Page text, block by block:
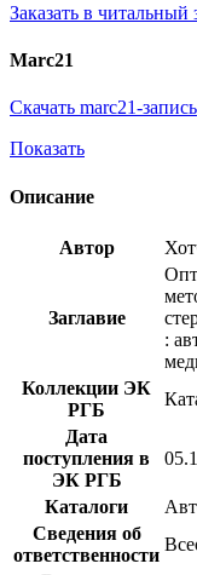
Заказать в читальный
Marc21
Скачать marc21-запись
Показать
Описание
Автор
Заглавие
:
Коллекции ЭК
РГБ
Дата
поступления в
ЭК РГБ
Каталоги
Сведения об
ответственности